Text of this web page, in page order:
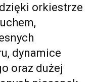
orkiestrze
dynamice
oraz dużej